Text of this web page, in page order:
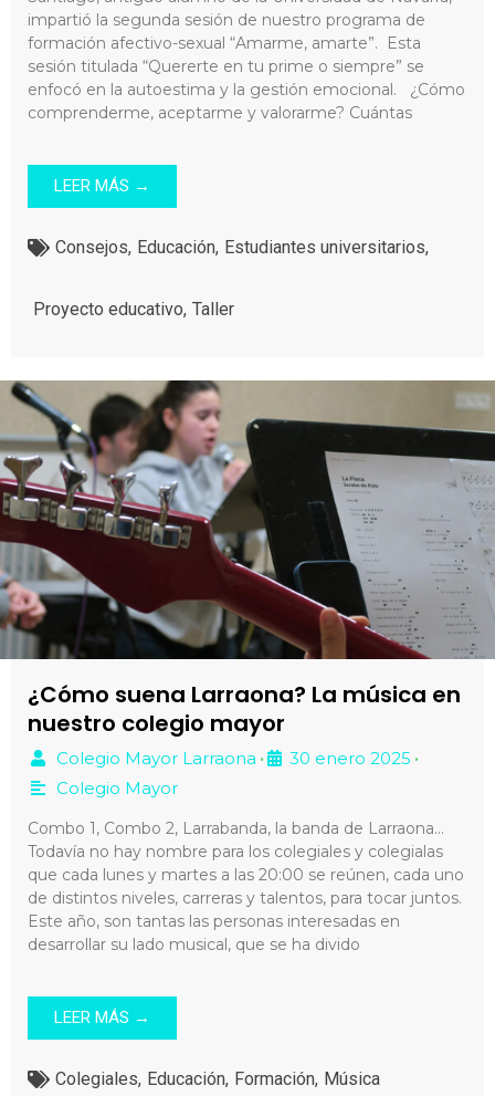
impartió la segunda sesión de nuestro programa de
formación afectivo-sexual “Amarme, amarte”. Esta
sesión titulada “Quererte en tu prime o siempre” se
enfocó en la autoestima y la gestión emocional. ¿Cómo
comprenderme, aceptarme y valorarme? Cuántas
LEER MÁS →
Consejos, Educación, Estudiantes universitarios,
Proyecto educativo, Taller
¿Cómo suena Larraona? La música en
nuestro colegio mayor
Colegio Mayor Larraona • 30 enero 2025 •
Colegio Mayor
Combo 1, Combo 2, Larrabanda, la banda de Larraona…
Todavía no hay nombre para los colegiales y colegialas
que cada lunes y martes a las 20:00 se reúnen, cada uno
de distintos niveles, carreras y talentos, para tocar juntos.
Este año, son tantas las personas interesadas en
desarrollar su lado musical, que se ha divido
LEER MÁS →
Colegiales, Educación, Formación, Música